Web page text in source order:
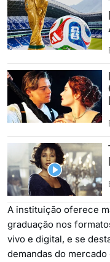
A instituição oferece
graduação nos
vivo e digital, e se
demandas do